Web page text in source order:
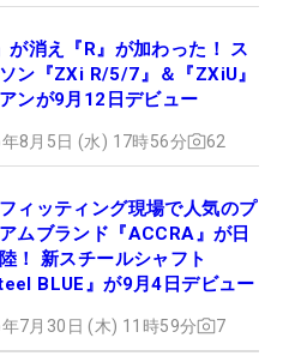
が消え『R』が加わった！ ス
ン『ZXi R/5/7』＆『ZXiU』
ンが9月12日デビュー
8月5日 (水) 17時56分 62
ィッティング現場で人気のプ
ムブランド『ACCRA』が日
！ 新スチールシャフト
BLUE』が9月4日デビュー
7月30日 (木) 11時59分 7